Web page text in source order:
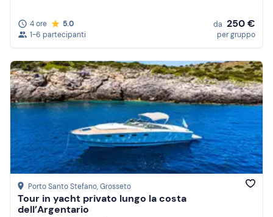
4 ore
5.0
1-6 partecipanti
da 250 €
per gruppo
Porto Santo Stefano, Grosseto
Tour in yacht privato lungo la costa
dell’Argentario